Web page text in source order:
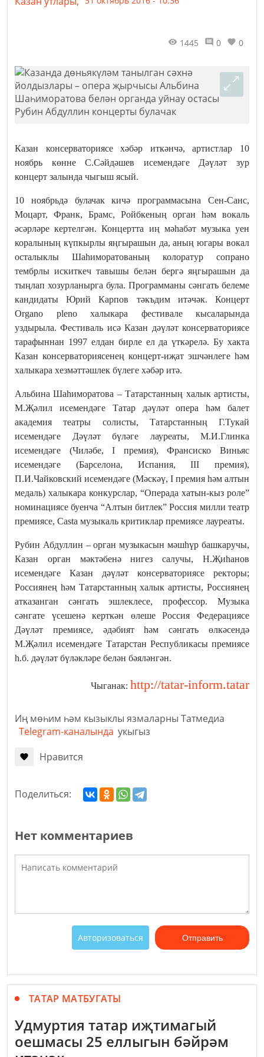
1445 0 0
Казан консерваториясе хәбәр иткәнчә, артистлар 10
ноябрь көнне С.Сәйдәшев исемендәге Дәүләт зур
концерт залында чыгыш ясый.
10 ноябрьдә булачак кичә программасына Сен-Санс,
Моцарт, Франк, Брамс, Ройбкеның орган һәм вокаль
әсәрләре кертелгән. Концертта иң мәһабәт музыка уен
коралының күпкырлы яңгырашын да, аның югары вокал
осталыклы Шаһиморатованың колоратур сопрано
тембрлы искиткеч тавышы белән бергә яңгырашын да
тыңлап хозурланырга була. Программаны сәнгать белеме
кандидаты Юрий Карпов тәкъдим итәчәк. Концерт
Organo pleno халыкара фестивале кысаларында
уздырыла. Фестиваль исә Казан дәүләт консерваториясе
тарафыннан 1997 елдан бирле ел да үткәрелә. Бу хакта
Казан консерваториясенең концерт-иҗат эшчәнлеге һәм
халыкара хезмәттәшлек бүлеге хәбәр итә.
Альбина Шаһиморатова – Татарстанның халык артисты,
М.Җәлил исемендәге Татар дәүләт опера һәм балет
академия театры солисты, Татарстанның Г.Тукай
исемендәге Дәүләт бүләге лауреаты, М.И.Глинка
исемендәге (Чиләбе, I премия), Франсиско Виньяс
исемендәге (Барселона, Испания, III премия),
П.И.Чайковский исемендәге (Мәскәү, I премия һәм алтын
медаль) халыкара конкурслар, “Операда хатын-кыз роле”
номинациясе буенча “Алтын битлек” Россия милли театр
премиясе, Casta музыкаль критиклар премиясе лауреаты.
Рубин Абдуллин – орган музыкасын мәшһүр башкаручы,
Казан орган мәктәбенә нигез салучы, Н.Җиһанов
исемендәге Казан дәүләт консерваториясе ректоры;
Россиянең һәм Татарстанның халык артисты, Россиянең
атказанган сәнгать эшлеклесе, профессор. Музыка
сәнгате үсешенә керткән өлеше Россия Федерациясе
Дәүләт премиясе, әдәбият һәм сәнгать өлкәсендә
М.Җәлил исемендәге Татарстан Республикасы премиясе
һ.б. дәүләт бүләкләре белән бәяләнгән.
Чыганак: http://tatar-inform.tatar
Иң мөһим һәм кызыклы язмаларны Татмедиа
Telegram-каналында укыгыз
Нравится
Поделиться:
Нет комментариев
Авторизоваться Отправить
ТАТАР МАТБУГАТЫ
Удмуртия татар иҗтимагый
оешмасы 25 еллыгын бәйрәм